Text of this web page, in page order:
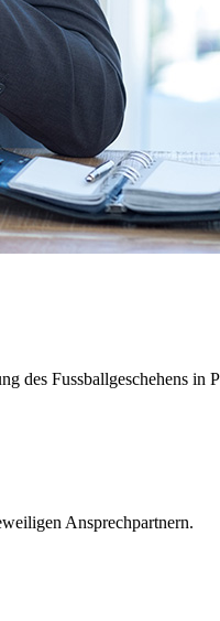
Fussballgeschehens
Ansprechpartnern.